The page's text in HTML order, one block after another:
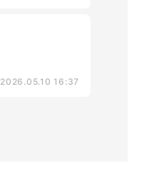
2026.05.10 16:37